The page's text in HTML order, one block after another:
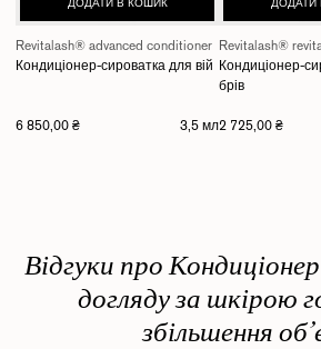
ДОДАТИ В КОШИК
Revitalash® advanced conditioner
Кондиціонер-сироватка для вій
6 850,00 ₴ 3,5 мл
ДОДАТИ
Revitalash®
Кондиціонер-
брів
2 725,00 ₴
Відгуки про
догляду за шкірою
збільшення